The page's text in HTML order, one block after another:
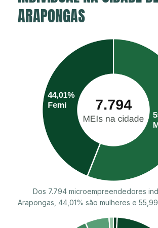
ARAPONGAS
Dos 7.794 microempreendedores
Arapongas, 44,01% são mulheres e